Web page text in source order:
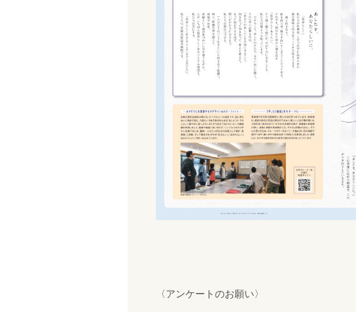
〈アンケートのお願い〉